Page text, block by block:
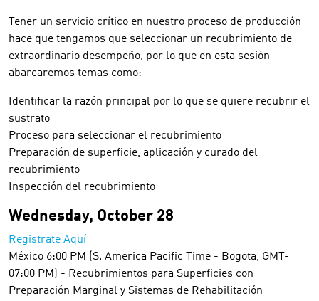
Tener un servicio crítico en nuestro proceso de producción
hace que tengamos que seleccionar un recubrimiento de
extraordinario desempeño, por lo que en esta sesión
abarcaremos temas como:
Identificar la razón principal por lo que se quiere recubrir el
sustrato
Proceso para seleccionar el recubrimiento
Preparación de superficie, aplicación y curado del
recubrimiento
Inspección del recubrimiento
Wednesday, October 28
Registrate Aquí
México 6:00 PM (S. America Pacific Time - Bogota, GMT-
07:00 PM) - Recubrimientos para Superficies con
Preparación Marginal y Sistemas de Rehabilitación